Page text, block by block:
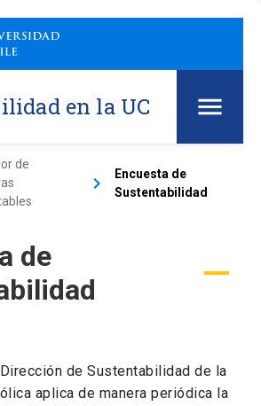
en la UC
de
keyboard_arrow_right
Encuesta de
Sustentabilidad
de
de Sustentabilidad de la
aplica de manera periódica la